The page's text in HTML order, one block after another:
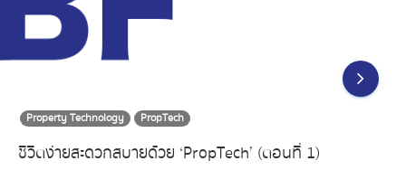
Property Technology PropTech
ชีวิตง่ายสะดวกสบายด้วย ‘PropTech’ (ตอนที่ 1)